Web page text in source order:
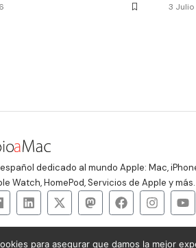
3
dedicado al mundo Apple: Mac,
Watch, HomePod, Servicios de Apple y más.
para asegurar que damos la mejor